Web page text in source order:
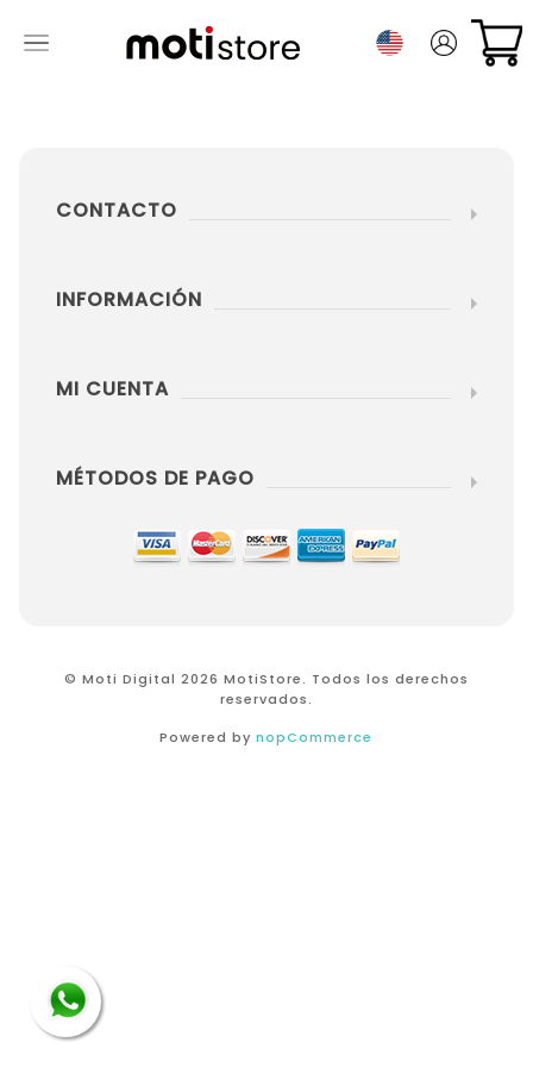
CONTACTO
INFORMACIÓN
MI CUENTA
MÉTODOS DE PAGO
© Moti Digital 2026 MotiStore. Todos los derechos
reservados.
Powered bynopCommerce